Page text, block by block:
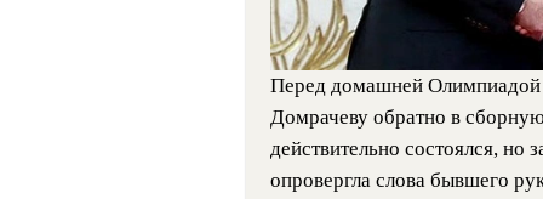
Перед домашней Олимпиадой
Домрачеву обратно в
действительно состоялся, но
опровергла слова бывшего